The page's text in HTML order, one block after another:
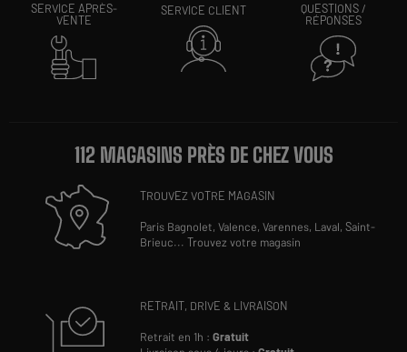
SERVICE APRÈS-
VENTE
SERVICE CLIENT
QUESTIONS /
RÉPONSES
112 MAGASINS PRÈS DE CHEZ VOUS
TROUVEZ VOTRE MAGASIN
Paris Bagnolet,Valence,Varennes, Laval,Saint-
Brieuc...Trouvez votre magasin
RETRAIT, DRIVE & LIVRAISON
Retrait en 1h :Gratuit